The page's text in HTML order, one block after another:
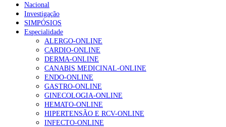
Nacional
Investigação
SIMPÓSIOS
Especialidade
ALERGO-ONLINE
CARDIO-ONLINE
DERMA-ONLINE
CANABIS MEDICINAL-ONLINE
ENDO-ONLINE
GASTRO-ONLINE
GINECOLOGIA-ONLINE
HEMATO-ONLINE
HIPERTENSÃO E RCV-ONLINE
INFECTO-ONLINE